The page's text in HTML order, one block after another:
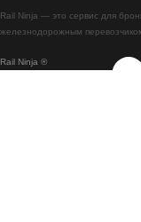
Rail Ninja ®
Rail Ninja — это сервис для
железнодорожным